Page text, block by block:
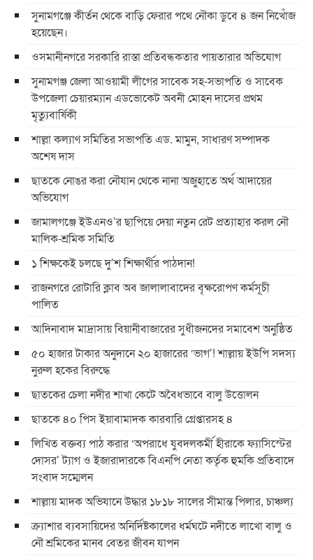
সুনামগঞ্জে কীর্তন থেকে বাড়ি ফেরার পথে নৌকা ডুবে ৪ জন নিখোঁজ
হয়েছেন।
ওসমানীনগরে সরকারি রাস্তা প্রতিবন্ধকতার পায়তারার অভিযোগ
সুনামগঞ্জ জেলা আওয়ামী লীগের সাবেক সহ-সভাপতি ও সাবেক
উপজেলা চেয়ারম্যান এডভোকেট অবনী মোহন দাসের প্রথম
মৃত্যুবার্ষিকী
শাল্লা কল্যাণ সমিতির সভাপতি এড. মামুন, সাধারণ সম্পাদক
অশেষ দাস
ছাতকে নোঙর করা নৌযান থেকে নানা অজুহাতে অর্থ আদায়ের
অভিযোগ
জামালগঞ্জে ইউএনও’র ছাপিয়ে দেয়া নতুন রেট প্রত্যাহার করল নৌ
মালিক-শ্রমিক সমিতি
১ শিক্ষকেই চলছে দু’শ শিক্ষার্থীর পাঠদান!
রাজনগরে রোটারি ক্লাব অব জালালাবাদের বৃক্ষরোপণ কর্মসূচী
পালিত
আদিনাবাদ মাদ্রাসায় বিয়ানীবাজারের সুধীজনদের সমাবেশ অনুষ্ঠিত
৫০ হাজার টাকার অনুদানে ২০ হাজারের ‘ভাগ’! শাল্লায় ইউপি সদস্য
নুরুল হকের বিরুদ্ধে
ছাতকের চেলা নদীর শাখা কেটে অবৈধভাবে বালু উত্তোলন
ছাতকে ৪০ পিস ইয়াবামাদক কারবারি গ্রেপ্তারসহ ৪
লিখিত বক্তব্য পাঠ করার ‘অপরাধে যুবদলকর্মী হীরাকে ফ্যাসিস্টের
দোসর’ ট্যাগ ও ইজারাদারকে বিএনপি নেতা কর্তৃক হুমকি প্রতিবাদে
সংবাদ সম্মেলন
শাল্লায় মাদক অভিযানে উদ্ধার ১৮১৮ সালের সীমান্ত পিলার, চাঞ্চল্য
ক্র্যাশার ব্যবসায়িদের অনির্দিষ্টকালের ধর্মঘটে নদীতে লাখো বালু ও
নৌ শ্রমিকের মানব বেতর জীবন যাপন